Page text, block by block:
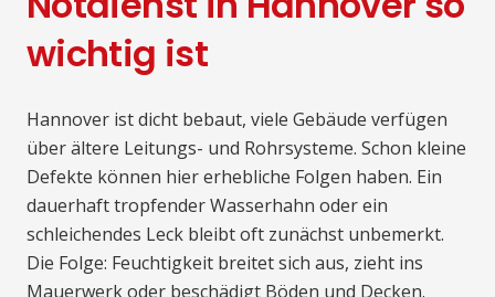
wichtig ist
Hannover ist dicht bebaut, viele Gebäude verfügen
über ältere Leitungs- und Rohrsysteme. Schon kleine
Defekte können hier erhebliche Folgen haben. Ein
dauerhaft tropfender Wasserhahn oder ein
schleichendes Leck bleibt oft zunächst unbemerkt.
Die Folge: Feuchtigkeit breitet sich aus, zieht ins
Mauerwerk oder beschädigt Böden und Decken.